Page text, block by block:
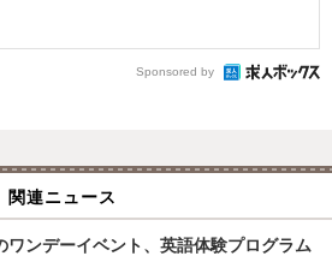
Sponsored by
関連ニュース
ワンデーイベント、英語体験プログラム